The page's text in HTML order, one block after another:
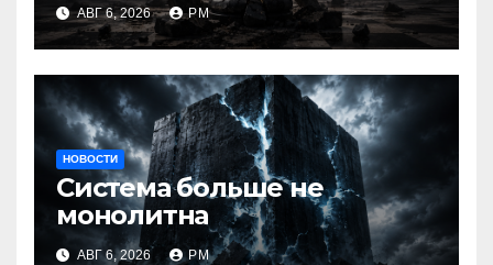
АВГ 6, 2026 РМ
НОВОСТИ
Система больше не
монолитна
АВГ 6, 2026 РМ